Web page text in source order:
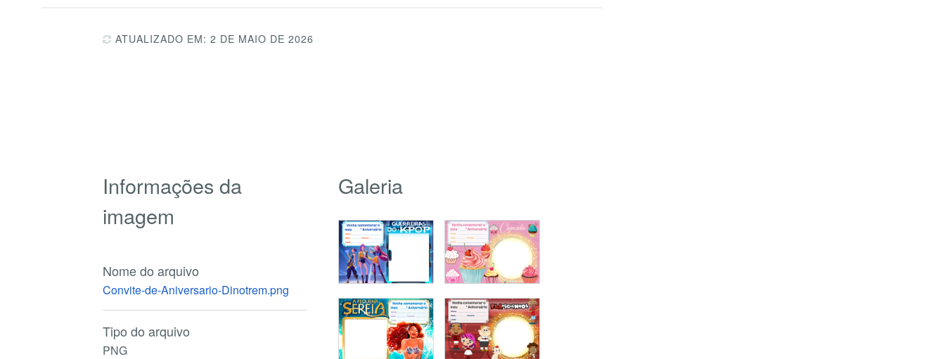
ATUALIZADO EM: 2 DE MAIO DE 2026
Informações da
imagem
Nome do arquivo
Convite-de-Aniversario-Dinotrem.png
Tipo do arquivo
PNG
Galeria